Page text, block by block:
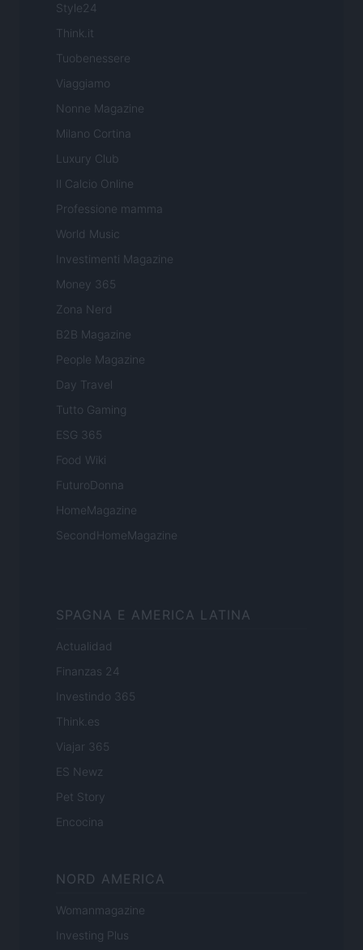
Style24
Think.it
Tuobenessere
Viaggiamo
Nonne Magazine
Milano Cortina
Luxury Club
Il Calcio Online
Professione mamma
World Music
Investimenti Magazine
Money 365
Zona Nerd
B2B Magazine
People Magazine
Day Travel
Tutto Gaming
ESG 365
Food Wiki
FuturoDonna
HomeMagazine
SecondHomeMagazine
SPAGNA E AMERICA LATINA
Actualidad
Finanzas 24
Investindo 365
Think.es
Viajar 365
ES Newz
Pet Story
Encocina
NORD AMERICA
Womanmagazine
Investing Plus